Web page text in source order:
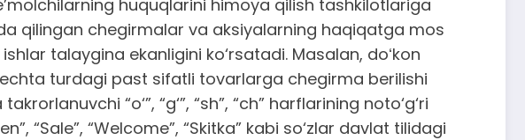
huquqlarini himoya qilish tashkilotlariga
qilingan chegirmalar va aksiyalarning haqiqatga mos
talaygina ekanligini ko‘rsatadi. Masalan, doʻkon
turdagi past sifatli tovarlarga chegirma berilishi
“o‘”, “g‘”, “sh”, “ch” harflarining noto‘g‘ri
“Welcome”, “Skitka” kabi so‘zlar davlat tilidagi